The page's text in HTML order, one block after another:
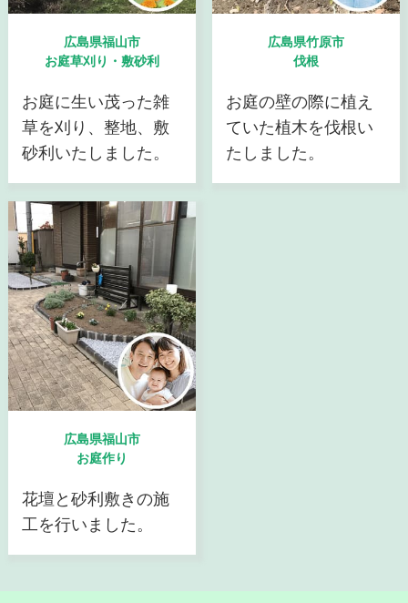
広島県福山市
お庭草刈り・敷砂利
お庭に生い茂った雑
草を刈り、整地、敷
砂利いたしました。
広島県竹原市
伐根
お庭の壁の際に植え
ていた植木を伐根い
たしました。
広島県福山市
お庭作り
花壇と砂利敷きの施
工を行いました。